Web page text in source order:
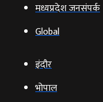
मध्यप्रदेश जनसंपर्क
Global
इंदौर
भोपाल